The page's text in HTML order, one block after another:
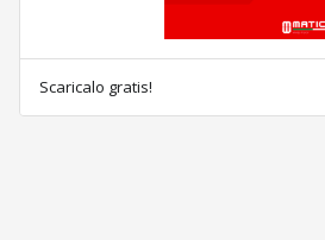
Scaricalo gratis!